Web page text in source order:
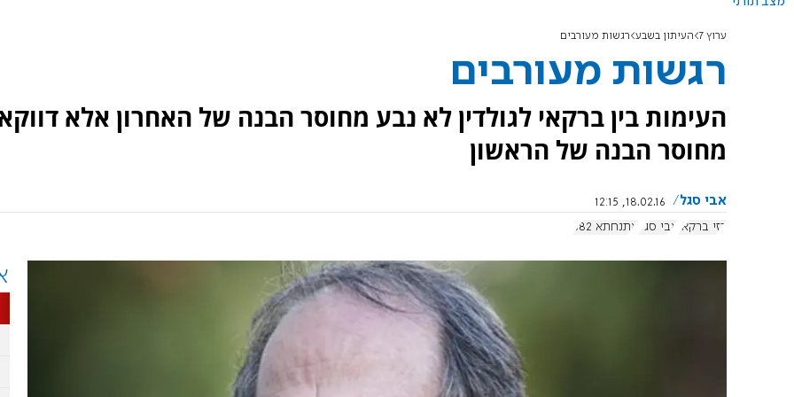
ערוץ 7 העיתון בשבע רגשות מעורבים
רגשות מעורבים
העימות בין ברקאי לגולדין לא נבע מחוסר הבנה של האחרון אלא
מחוסר הבנה של הראשון
אבי סגל
18.02.16, 12:15
רזי ברקאי אבי סגל אתנחתא 682